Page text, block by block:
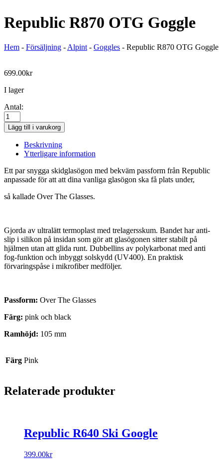
Republic R870 OTG Goggle
Hem - Försäljning - Alpint - Goggles - Republic R870 OTG Goggle
699.00kr
I lager
Antal:
Republic
R870
OTG
Goggle
mängd
Lägg till i varukorg
Beskrivning
Ytterligare information
Ett par snygga skidglasögon med bekväm passform från Republic
anpassade för att att dina vanliga glasögon ska få plats under,
så kallade Over The Glasses.
Gjorda av ultralätt termoplast med trelagersskum. Bandet har anti-
slip i silikon på insidan som gör att glasögonen sitter stabilt på
hjälmen utan att glida runt. Dubbellins av polykarbonat med anti
fog-funktion och inbyggt solskydd (UV400). En praktisk
förvaringspåse i mikrofiber medföljer.
Passform: Over The Glasses
Färg: pink och black
Ramhöjd: 105 mm
Färg Pink
Relaterade produkter
Republic R640 Ski Google
399.00kr